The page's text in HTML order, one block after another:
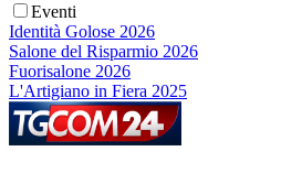
Eventi
Identità Golose 2026
Salone del Risparmio 2026
Fuorisalone 2026
L'Artigiano in Fiera 2025